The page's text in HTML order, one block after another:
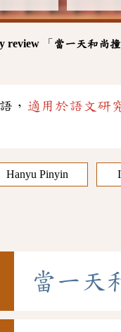
review 「 當一天和尚
， 適用於語文研
Hanyu Pinyin
當一 天